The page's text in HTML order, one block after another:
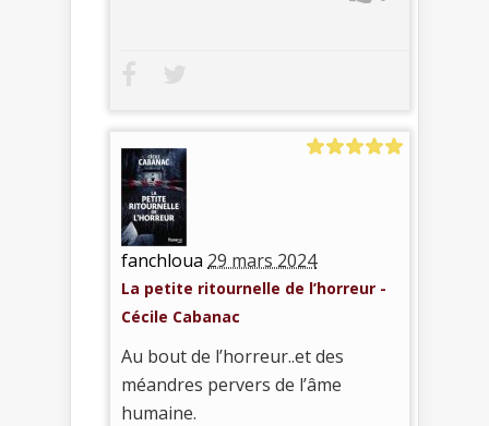
fanchloua 29 mars 2024
La petite ritournelle de l’horreur -
Cécile Cabanac
Au bout de l’horreur..et des
méandres pervers de l’âme
humaine.